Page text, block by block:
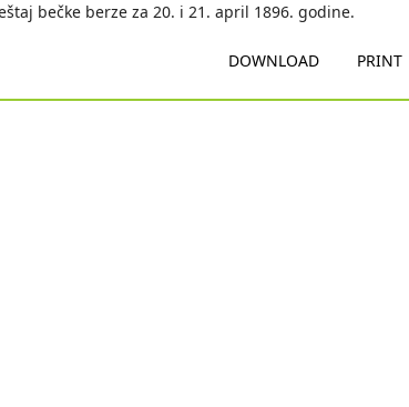
bečke berze za 20. i 21. april 1896. godine.
DOWNLOAD PRINT